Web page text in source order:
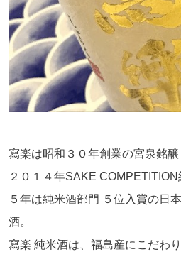
寫楽は昭和３０年創業の宮泉銘醸
２０１４年SAKE COMPETITION
５年は純米酒部門 ５位入賞の日
酒。
寫楽 純米酒は、福島産にこだわ